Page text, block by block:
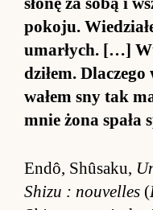
po­ko­ju.
umar­łych. […]
dziłem.
wałem sny tak
mnie żona spała
En­dô, Shûsaku,
Shizu : nouvel­les (